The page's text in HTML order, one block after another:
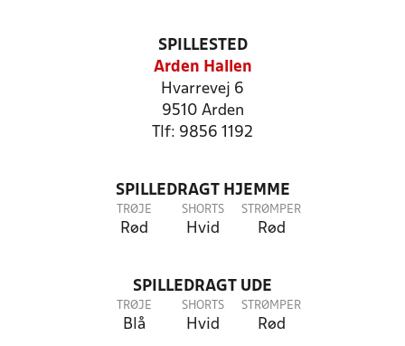
SPILLESTED
Arden Hallen
Hvarrevej 6
9510 Arden
Tlf: 9856 1192
SPILLEDRAGT HJEMME
TRØJE
Rød
SHORTS
Hvid
STRØMPER
Rød
SPILLEDRAGT UDE
TRØJE
Blå
SHORTS
Hvid
STRØMPER
Rød